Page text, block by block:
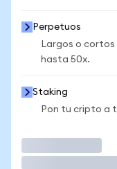
Perpetuos
Largos o
hasta 50x.
Staking
Pon tu cripto a